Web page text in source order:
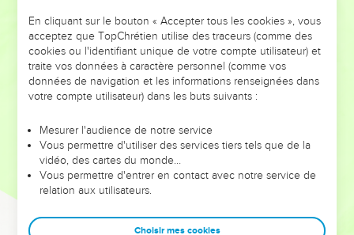
NE MANQUEZ PAS L’ÉVÉNEMENT
DE L’ANNÉE !
ET SI LEURS ERREURS POUVAIENT VOUS ÉVITER LES
VOTRES ?
leur foi ou leur vision. Mais on voit moins les doutes, les erreurs
et les saisons difficiles qu'ils ont traversés, alors même que ce
sont elles qui les ont façonnés.
Dans cette conférence, leaders, entrepreneurs, et responsables
clés pour avancer avec plus de sagesse afin que leurs erreurs
En cliquant sur le bouton « Accepter tous les cookies », vous
acceptez que TopChrétien utilise des traceurs (comme des
cookies ou l'identifiant unique de votre compte utilisateur) et
traite vos données à caractère personnel (comme vos
données de navigation et les informations renseignées dans
votre compte utilisateur) dans les buts suivants :
Mesurer l'audience de notre service
Vous permettre d'utiliser des services tiers tels que de la
vidéo, des cartes du monde…
Vous permettre d'entrer en contact avec notre service de
relation aux utilisateurs.
Choisir mes cookies